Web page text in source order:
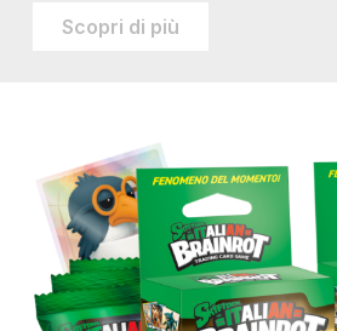
Scopri di più